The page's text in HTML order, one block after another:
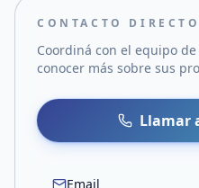
CONTACTO DIRECTO
Coordiná con el equipo de
conocer más sobre sus
Llamar
Email